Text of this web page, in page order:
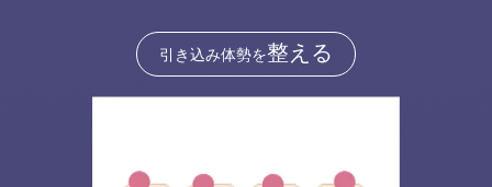
引き込み体勢を整える